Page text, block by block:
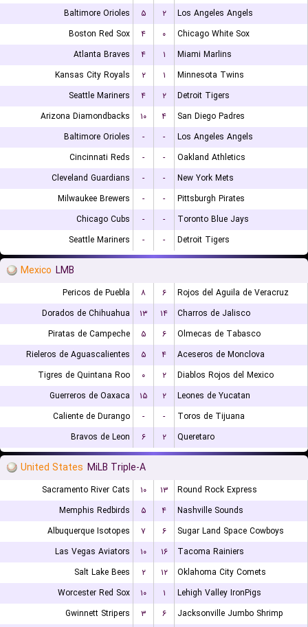
Baltimore Orioles
۵ ۲
Los Angeles Angels
Boston Red Sox
۴ ۰
Chicago White Sox
Atlanta Braves
۴ ۱
Miami Marlins
Kansas City Royals
۲ ۱
Minnesota Twins
Seattle Mariners
۴ ۲
Detroit Tigers
Arizona Diamondbacks
۱۰ ۴
San Diego Padres
Baltimore Orioles
- -
Los Angeles Angels
Cincinnati Reds
- -
Oakland Athletics
Cleveland Guardians
- -
New York Mets
Milwaukee Brewers
- -
Pittsburgh Pirates
Chicago Cubs
- -
Toronto Blue Jays
Seattle Mariners
- - Detroit Tigers
Mexico LMB
Pericos de Puebla ۸ ۶
Rojos del Aguila de Veracruz
Dorados de Chihuahua
۱۳ ۱۴
Charros de Jalisco
Piratas de Campeche
۵ ۶
Olmecas de Tabasco
Rieleros de Aguascalientes
۵ ۴
Aceseros de Monclova
Tigres de Quintana Roo
۰ ۲
Diablos Rojos del Mexico
Guerreros de Oaxaca
۱۵ ۲
Leones de Yucatan
Caliente de Durango
- -
Toros de Tijuana
Bravos de Leon
۶ ۲ Queretaro
United States MiLB Triple-A
Sacramento River Cats ۱۰ ۱۳
Round Rock Express
Memphis Redbirds
۵ ۴
Nashville Sounds
Albuquerque Isotopes
۷ ۶
Sugar Land Space Cowboys
Las Vegas Aviators
۱۰ ۱۶
Tacoma Rainiers
Salt Lake Bees
۲ ۱۲
Oklahoma City Comets
Worcester Red Sox
۱۰ ۱
Lehigh Valley IronPigs
Gwinnett Stripers
۳ ۶
Jacksonville Jumbo Shrimp